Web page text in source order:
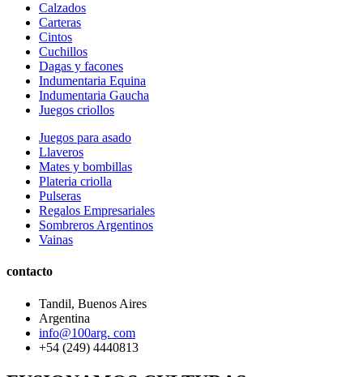
Calzados
Carteras
Cintos
Cuchillos
Dagas y facones
Indumentaria Equina
Indumentaria Gaucha
Juegos criollos
Juegos para asado
Llaveros
Mates y bombillas
Plateria criolla
Pulseras
Regalos Empresariales
Sombreros Argentinos
Vainas
contacto
Tandil, Buenos Aires
Argentina
info@100arg. com
+54 (249) 4440813